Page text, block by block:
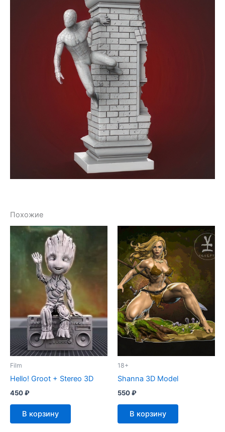
Похожие
Film
Hello! Groot + Stereo 3D
450₽
В корзину
18+
Shanna 3D Model
550₽
В корзину